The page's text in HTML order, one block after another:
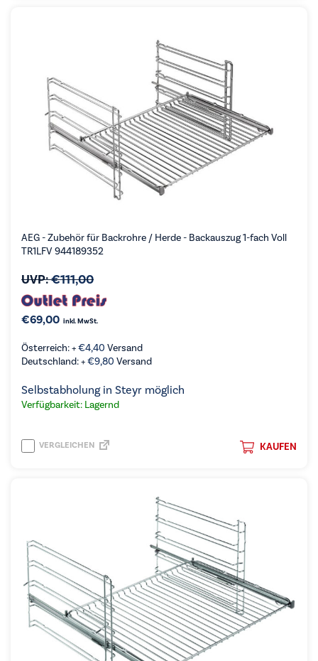
AEG - Zubehör für Backrohre / Herde - Backauszug 1-fach Voll
TR1LFV 944189352
UVP:€111,00
€69,00 inkl. MwSt.
Österreich: +€4,40 Versand
Deutschland: +€9,80 Versand
Selbstabholung in Steyr möglich
Verfügbarkeit: Lagernd
KAUFEN
VERGLEICHEN